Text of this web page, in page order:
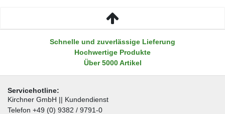
Schnelle und zuverlässige Lieferung
Hochwertige Produkte
Über 5000 Artikel
Servicehotline:
Kirchner GmbH || Kundendienst
Telefon +49 (0) 9382 / 9791-0